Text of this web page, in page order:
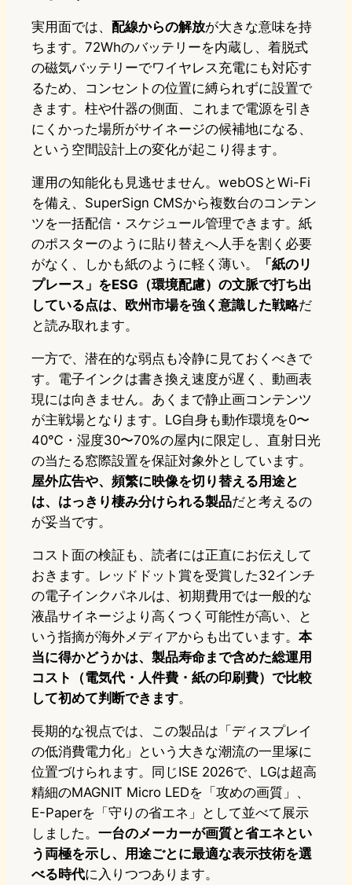
実用面では、 配線からの解放が大きな意味を持
ちます。72Whのバッテリーを内蔵し、着脱式
の磁気バッテリーでワイヤレス充電にも対応す
るため、コンセントの位置に縛られずに設置で
きます。柱や什器の側面、これまで電源を引き
にくかった場所がサイネージの候補地になる、
という空間設計上の変化が起こり得ます。
運用の知能化も見逃せません。webOSとWi-Fi
を備え、SuperSign CMSから複数台のコンテン
ツを一括配信・スケジュール管理できます。紙
のポスターのように貼り替えへ人手を割く必要
がなく、しかも紙のように軽く薄い。
「紙のリ
プレース」をESG（環境配慮）の文脈で打ち出
している点は、欧州市場を強く意識した戦略だ
と読み取れます。
一方で、潜在的な弱点も冷静に見ておくべきで
す。電子インクは書き換え速度が遅く、動画表
現には向きません。あくまで静止画コンテンツ
が主戦場となります。LG自身も動作環境を0〜
40℃・湿度30〜70%の屋内に限定し、直射日光
の当たる窓際設置を保証対象外としています。
屋外広告や、頻繁に映像を切り替える用途と
は、はっきり棲み分けられる製品だと考えるの
が妥当です。
コスト面の検証も、読者には正直にお伝えして
おきます。レッドドット賞を受賞した32インチ
の電子インクパネルは、初期費用では一般的な
液晶サイネージより高くつく可能性が高い、と
いう指摘が海外メディアからも出ています。 本
当に得かどうかは、製品寿命まで含めた総運用
コスト（電気代・人件費・紙の印刷費）で比較
して初めて判断できます。
長期的な視点では、この製品は「ディスプレイ
の低消費電力化」という大きな潮流の一里塚に
位置づけられます。同じISE 2026で、LGは超高
精細のMAGNIT Micro LEDを「攻めの画質」、
E-Paperを「守りの省エネ」として並べて展示
しました。 一台のメーカーが画質と省エネとい
う両極を示し、用途ごとに最適な表示技術を選
べる時代に入りつつあります。